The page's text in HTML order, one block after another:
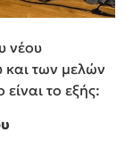
νέου
και των μελών
το εξής: